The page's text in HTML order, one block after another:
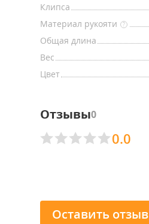
Клипса
Материал рукояти
?
Общая длина
Вес
Цвет
Отзывы0
0.0
Оставить отзыв